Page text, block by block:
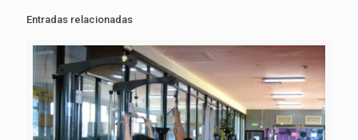
Entradas relacionadas